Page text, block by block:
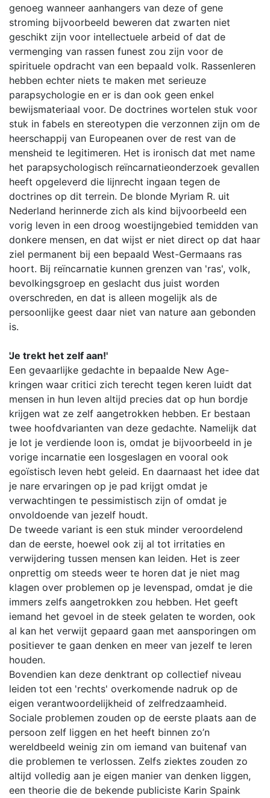
genoeg wanneer aanhangers van deze of gene
stroming bijvoorbeeld beweren dat zwarten niet
geschikt zijn voor intellectuele arbeid of dat de
vermenging van rassen funest zou zijn voor de
spirituele opdracht van een bepaald volk. Rassenleren
hebben echter niets te maken met serieuze
parapsychologie en er is dan ook geen enkel
bewijsmateriaal voor. De doctrines wortelen stuk voor
stuk in fabels en stereotypen die verzonnen zijn om de
heerschappij van Europeanen over de rest van de
mensheid te legitimeren. Het is ironisch dat met name
het parapsychologisch reïncarnatieonderzoek gevallen
heeft opgeleverd die lijnrecht ingaan tegen de
doctrines op dit terrein. De blonde Myriam R. uit
Nederland herinnerde zich als kind bijvoorbeeld een
vorig leven in een droog woestijngebied temidden van
donkere mensen, en dat wijst er niet direct op dat haar
ziel permanent bij een bepaald West-Germaans ras
hoort. Bij reïncarnatie kunnen grenzen van 'ras', volk,
bevolkingsgroep en geslacht dus juist worden
overschreden, en dat is alleen mogelijk als de
persoonlijke geest daar niet van nature aan gebonden
is.
'Je trekt het zelf aan!'
Een gevaarlijke gedachte in bepaalde New Age-
kringen waar critici zich terecht tegen keren luidt dat
mensen in hun leven altijd precies dat op hun bordje
krijgen wat ze zelf aangetrokken hebben. Er bestaan
twee hoofdvarianten van deze gedachte. Namelijk dat
je lot je verdiende loon is, omdat je bijvoorbeeld in je
vorige incarnatie een losgeslagen en vooral ook
egoïstisch leven hebt geleid. En daarnaast het idee dat
je nare ervaringen op je pad krijgt omdat je
verwachtingen te pessimistisch zijn of omdat je
onvoldoende van jezelf houdt.
De tweede variant is een stuk minder veroordelend
dan de eerste, hoewel ook zij al tot irritaties en
verwijdering tussen mensen kan leiden. Het is zeer
onprettig om steeds weer te horen dat je niet mag
klagen over problemen op je levenspad, omdat je die
immers zelfs aangetrokken zou hebben. Het geeft
iemand het gevoel in de steek gelaten te worden, ook
al kan het verwijt gepaard gaan met aansporingen om
positiever te gaan denken en meer van jezelf te leren
houden.
Bovendien kan deze denktrant op collectief niveau
leiden tot een 'rechts' overkomende nadruk op de
eigen verantwoordelijkheid of zelfredzaamheid.
Sociale problemen zouden op de eerste plaats aan de
persoon zelf liggen en het heeft binnen zo’n
wereldbeeld weinig zin om iemand van buitenaf van
die problemen te verlossen. Zelfs ziektes zouden zo
altijd volledig aan je eigen manier van denken liggen,
een theorie die de bekende publiciste Karin Spaink